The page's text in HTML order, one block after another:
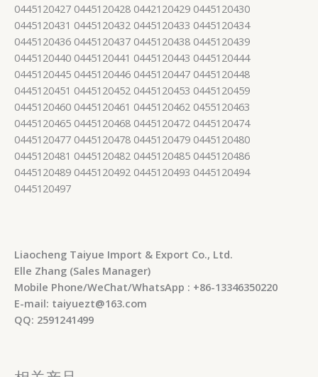
0445120427 0445120428 0442120429 0445120430
0445120431 0445120432 0445120433 0445120434
0445120436 0445120437 0445120438 0445120439
0445120440 0445120441 0445120443 0445120444
0445120445 0445120446 0445120447 0445120448
0445120451 0445120452 0445120453 0445120459
0445120460 0445120461 0445120462 0455120463
0445120465 0445120468 0445120472 0445120474
0445120477 0445120478 0445120479 0445120480
0445120481 0445120482 0445120485 0445120486
0445120489 0445120492 0445120493 0445120494
0445120497
Liaocheng Taiyue Import & Export Co., Ltd.
Elle Zhang (Sales Manager)
Mobile Phone/WeChat/WhatsApp : +86-13346350220
E-mail: taiyuezt@163.com
QQ: 2591241499